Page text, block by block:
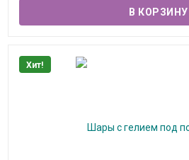
Хит!